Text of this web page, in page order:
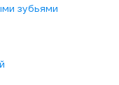
зубьями